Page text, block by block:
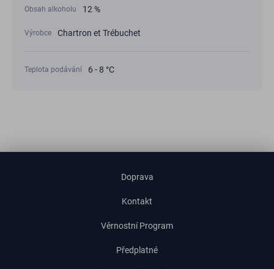
Obsah alkoholu 12 %
Výrobce Chartron et Trébuchet
Teplota podávání 6 - 8 °С
Doprava
Kontakt
Věrnostní Program
Předplatné